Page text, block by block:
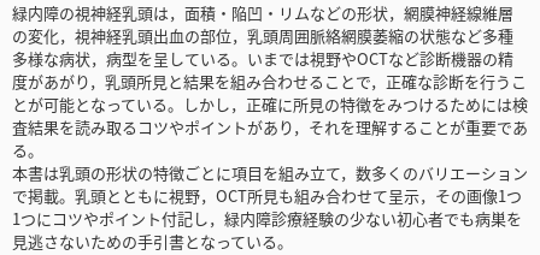
緑内障の視神経乳頭は，面積・陥凹・リムなどの形状，網膜神経線維層
の変化，視神経乳頭出血の部位，乳頭周囲脈絡網膜萎縮の状態など多種
多様な病状，病型を呈している。いまでは視野やOCTなど診断機器の精
度があがり，乳頭所見と結果を組み合わせることで，正確な診断を行うこ
とが可能となっている。しかし，正確に所見の特徴をみつけるためには検
査結果を読み取るコツやポイントがあり，それを理解することが重要であ
る。
本書は乳頭の形状の特徴ごとに項目を組み立て，数多くのバリエーション
で掲載。乳頭とともに視野，OCT所見も組み合わせて呈示，その画像1つ
1つにコツやポイント付記し，緑内障診療経験の少ない初心者でも病巣を
見逃さないための手引書となっている。